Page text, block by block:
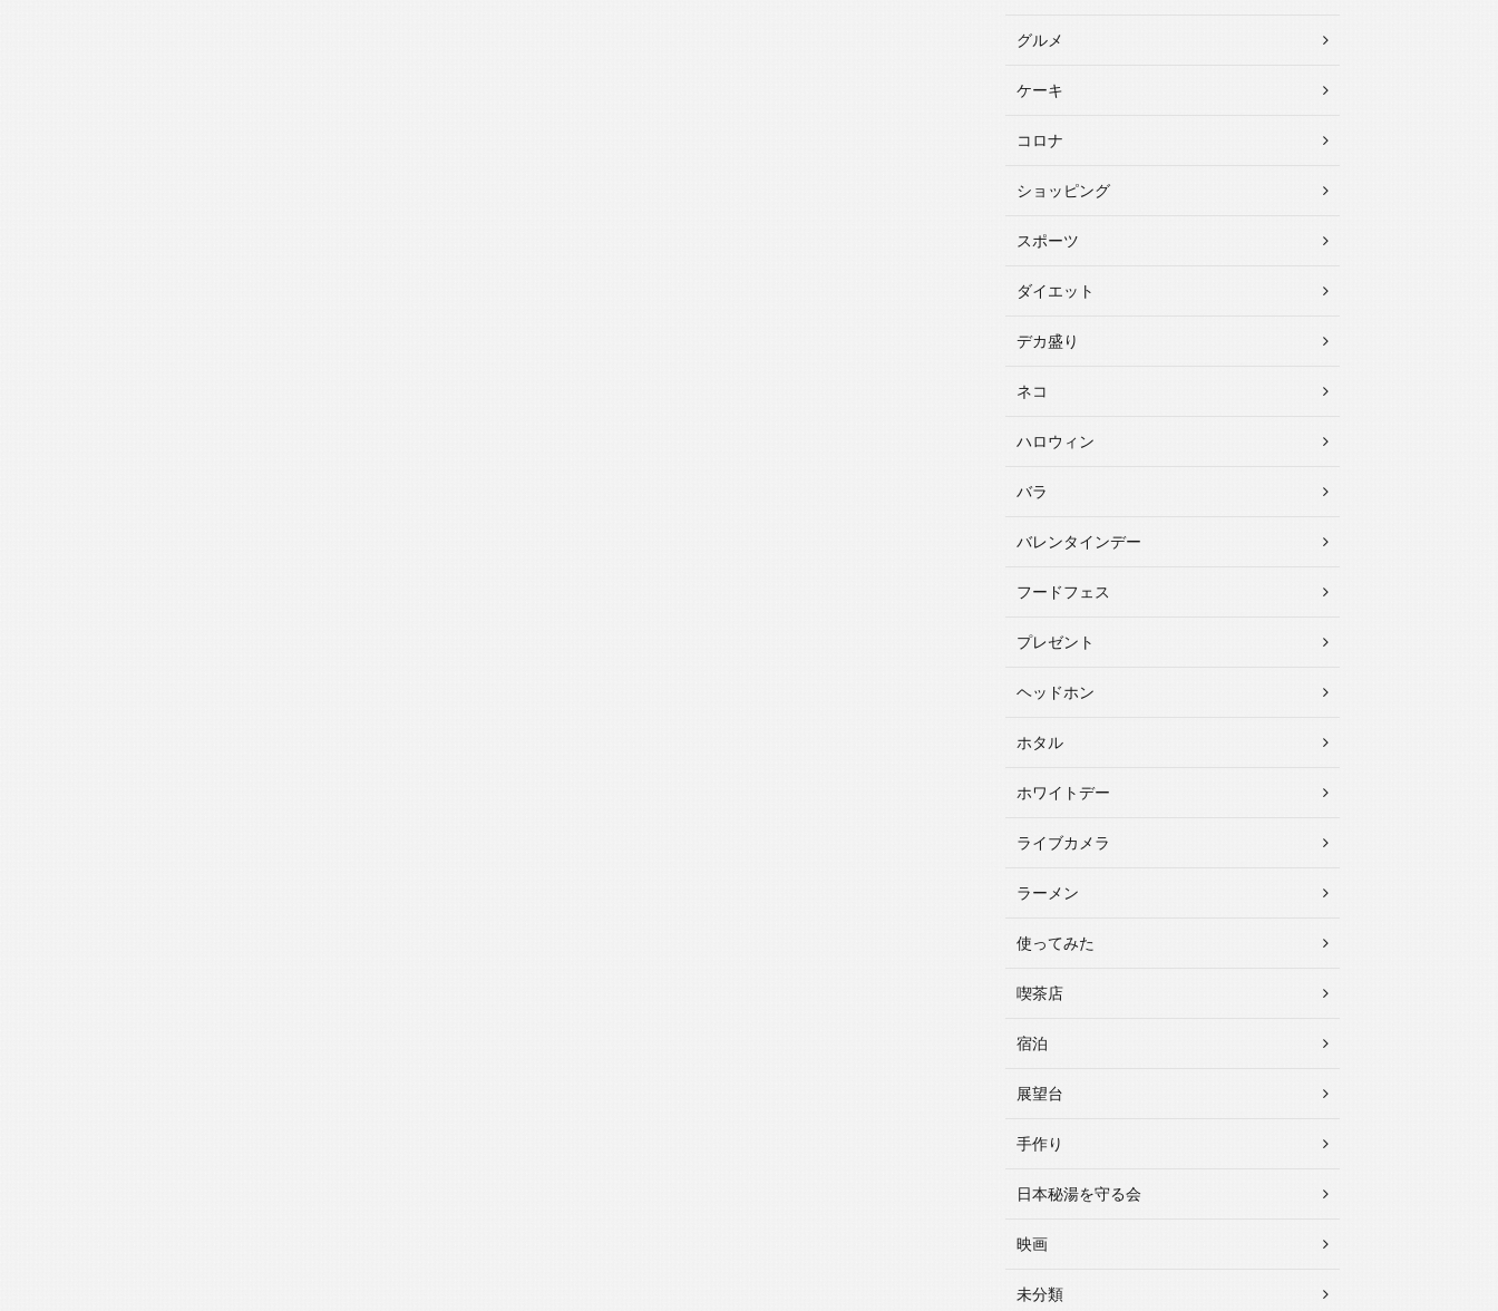
グルメ
ケーキ
コロナ
ショッピング
スポーツ
ダイエット
デカ盛り
ネコ
ハロウィン
バラ
バレンタインデー
フードフェス
プレゼント
ヘッドホン
ホタル
ホワイトデー
ライブカメラ
ラーメン
使ってみた
喫茶店
宿泊
展望台
手作り
日本秘湯を守る会
映画
未分類